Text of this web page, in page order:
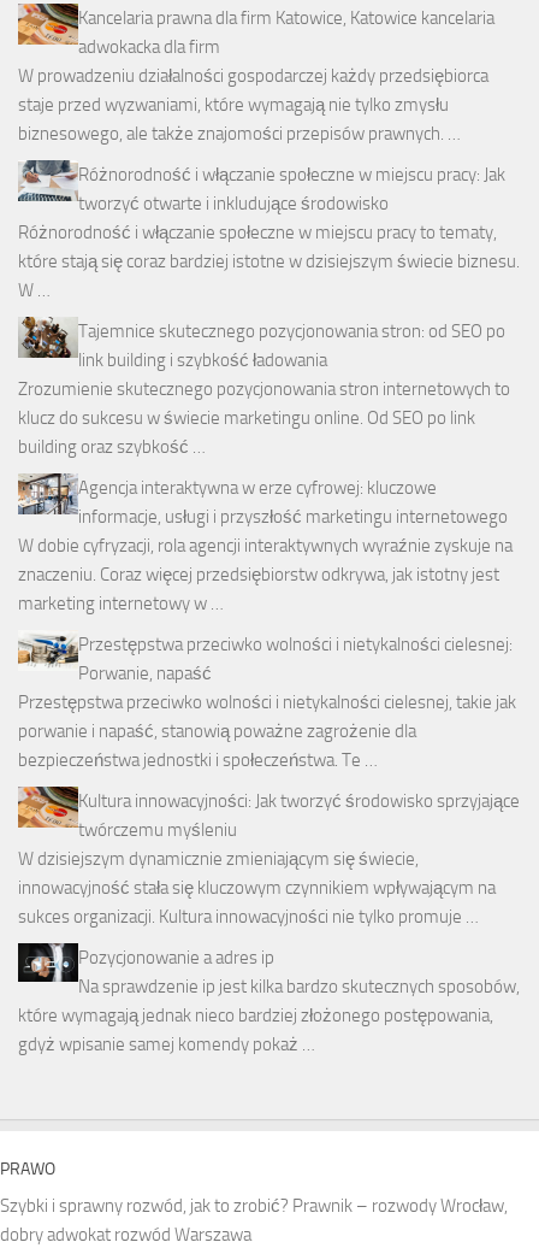
Kancelaria prawna dla firm Katowice, Katowice kancelaria
adwokacka dla firm
W prowadzeniu działalności gospodarczej każdy przedsiębiorca
staje przed wyzwaniami, które wymagają nie tylko zmysłu
biznesowego, ale także znajomości przepisów prawnych. …
Różnorodność i włączanie społeczne w miejscu pracy: Jak
tworzyć otwarte i inkludujące środowisko
Różnorodność i włączanie społeczne w miejscu pracy to tematy,
które stają się coraz bardziej istotne w dzisiejszym świecie biznesu.
W …
Tajemnice skutecznego pozycjonowania stron: od SEO po
link building i szybkość ładowania
Zrozumienie skutecznego pozycjonowania stron internetowych to
klucz do sukcesu w świecie marketingu online. Od SEO po link
building oraz szybkość …
Agencja interaktywna w erze cyfrowej: kluczowe
informacje, usługi i przyszłość marketingu internetowego
W dobie cyfryzacji, rola agencji interaktywnych wyraźnie zyskuje na
znaczeniu. Coraz więcej przedsiębiorstw odkrywa, jak istotny jest
marketing internetowy w …
Przestępstwa przeciwko wolności i nietykalności cielesnej:
Porwanie, napaść
Przestępstwa przeciwko wolności i nietykalności cielesnej, takie jak
porwanie i napaść, stanowią poważne zagrożenie dla
bezpieczeństwa jednostki i społeczeństwa. Te …
Kultura innowacyjności: Jak tworzyć środowisko sprzyjające
twórczemu myśleniu
W dzisiejszym dynamicznie zmieniającym się świecie,
innowacyjność stała się kluczowym czynnikiem wpływającym na
sukces organizacji. Kultura innowacyjności nie tylko promuje …
Pozycjonowanie a adres ip
Na sprawdzenie ip jest kilka bardzo skutecznych sposobów,
które wymagają jednak nieco bardziej złożonego postępowania,
gdyż wpisanie samej komendy pokaż …
PRAWO
Szybki i sprawny rozwód, jak to zrobić? Prawnik – rozwody Wrocław,
dobry adwokat rozwód Warszawa